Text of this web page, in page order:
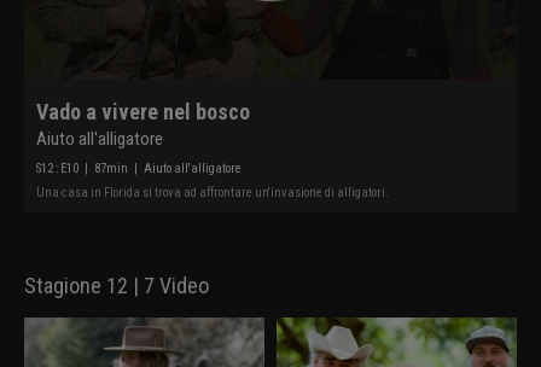
Vado a vivere nel bosco
Aiuto all'alligatore
S12 : E10 | 87min | Aiuto all'alligatore
Una casa in Florida si trova ad affrontare un'invasione di alligatori.
Stagione 12 | 7 Video